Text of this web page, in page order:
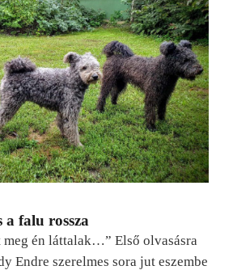
falu rossza
meg én láttalak…” Első olvasásra
Endre szerelmes sora jut eszembe